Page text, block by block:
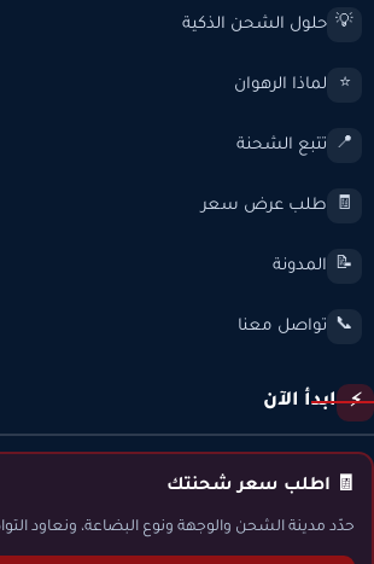
💡 حلول الشحن الذكية
⭐ لماذا الرهوان
📍 تتبع الشحنة
🧾 طلب عرض سعر
📝 المدونة
📞 تواصل معنا
⚡ ابدأ الآن
🧾 اطلب سعر شحنتك
حدّد مدينة الشحن والوجهة ونوع البضاعة، ونعاود